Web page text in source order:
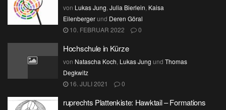
von Lukas Jung, Julia Bierlein, Kaisa
Eilenbergerund Deren Göral
10. FEBRUAR 2022
0
Hochschule in Kürze
von Natascha Koch, Lukas Jung und Thomas
Degkwitz
16. JULI 2021
0
ruprechts Plattenkiste: Hawktail – Formations